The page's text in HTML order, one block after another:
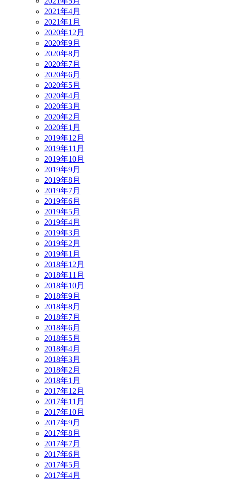
2021年4月
2021年1月
2020年12月
2020年9月
2020年8月
2020年7月
2020年6月
2020年5月
2020年4月
2020年3月
2020年2月
2020年1月
2019年12月
2019年11月
2019年10月
2019年9月
2019年8月
2019年7月
2019年6月
2019年5月
2019年4月
2019年3月
2019年2月
2019年1月
2018年12月
2018年11月
2018年10月
2018年9月
2018年8月
2018年7月
2018年6月
2018年5月
2018年4月
2018年3月
2018年2月
2018年1月
2017年12月
2017年11月
2017年10月
2017年9月
2017年8月
2017年7月
2017年6月
2017年5月
2017年4月